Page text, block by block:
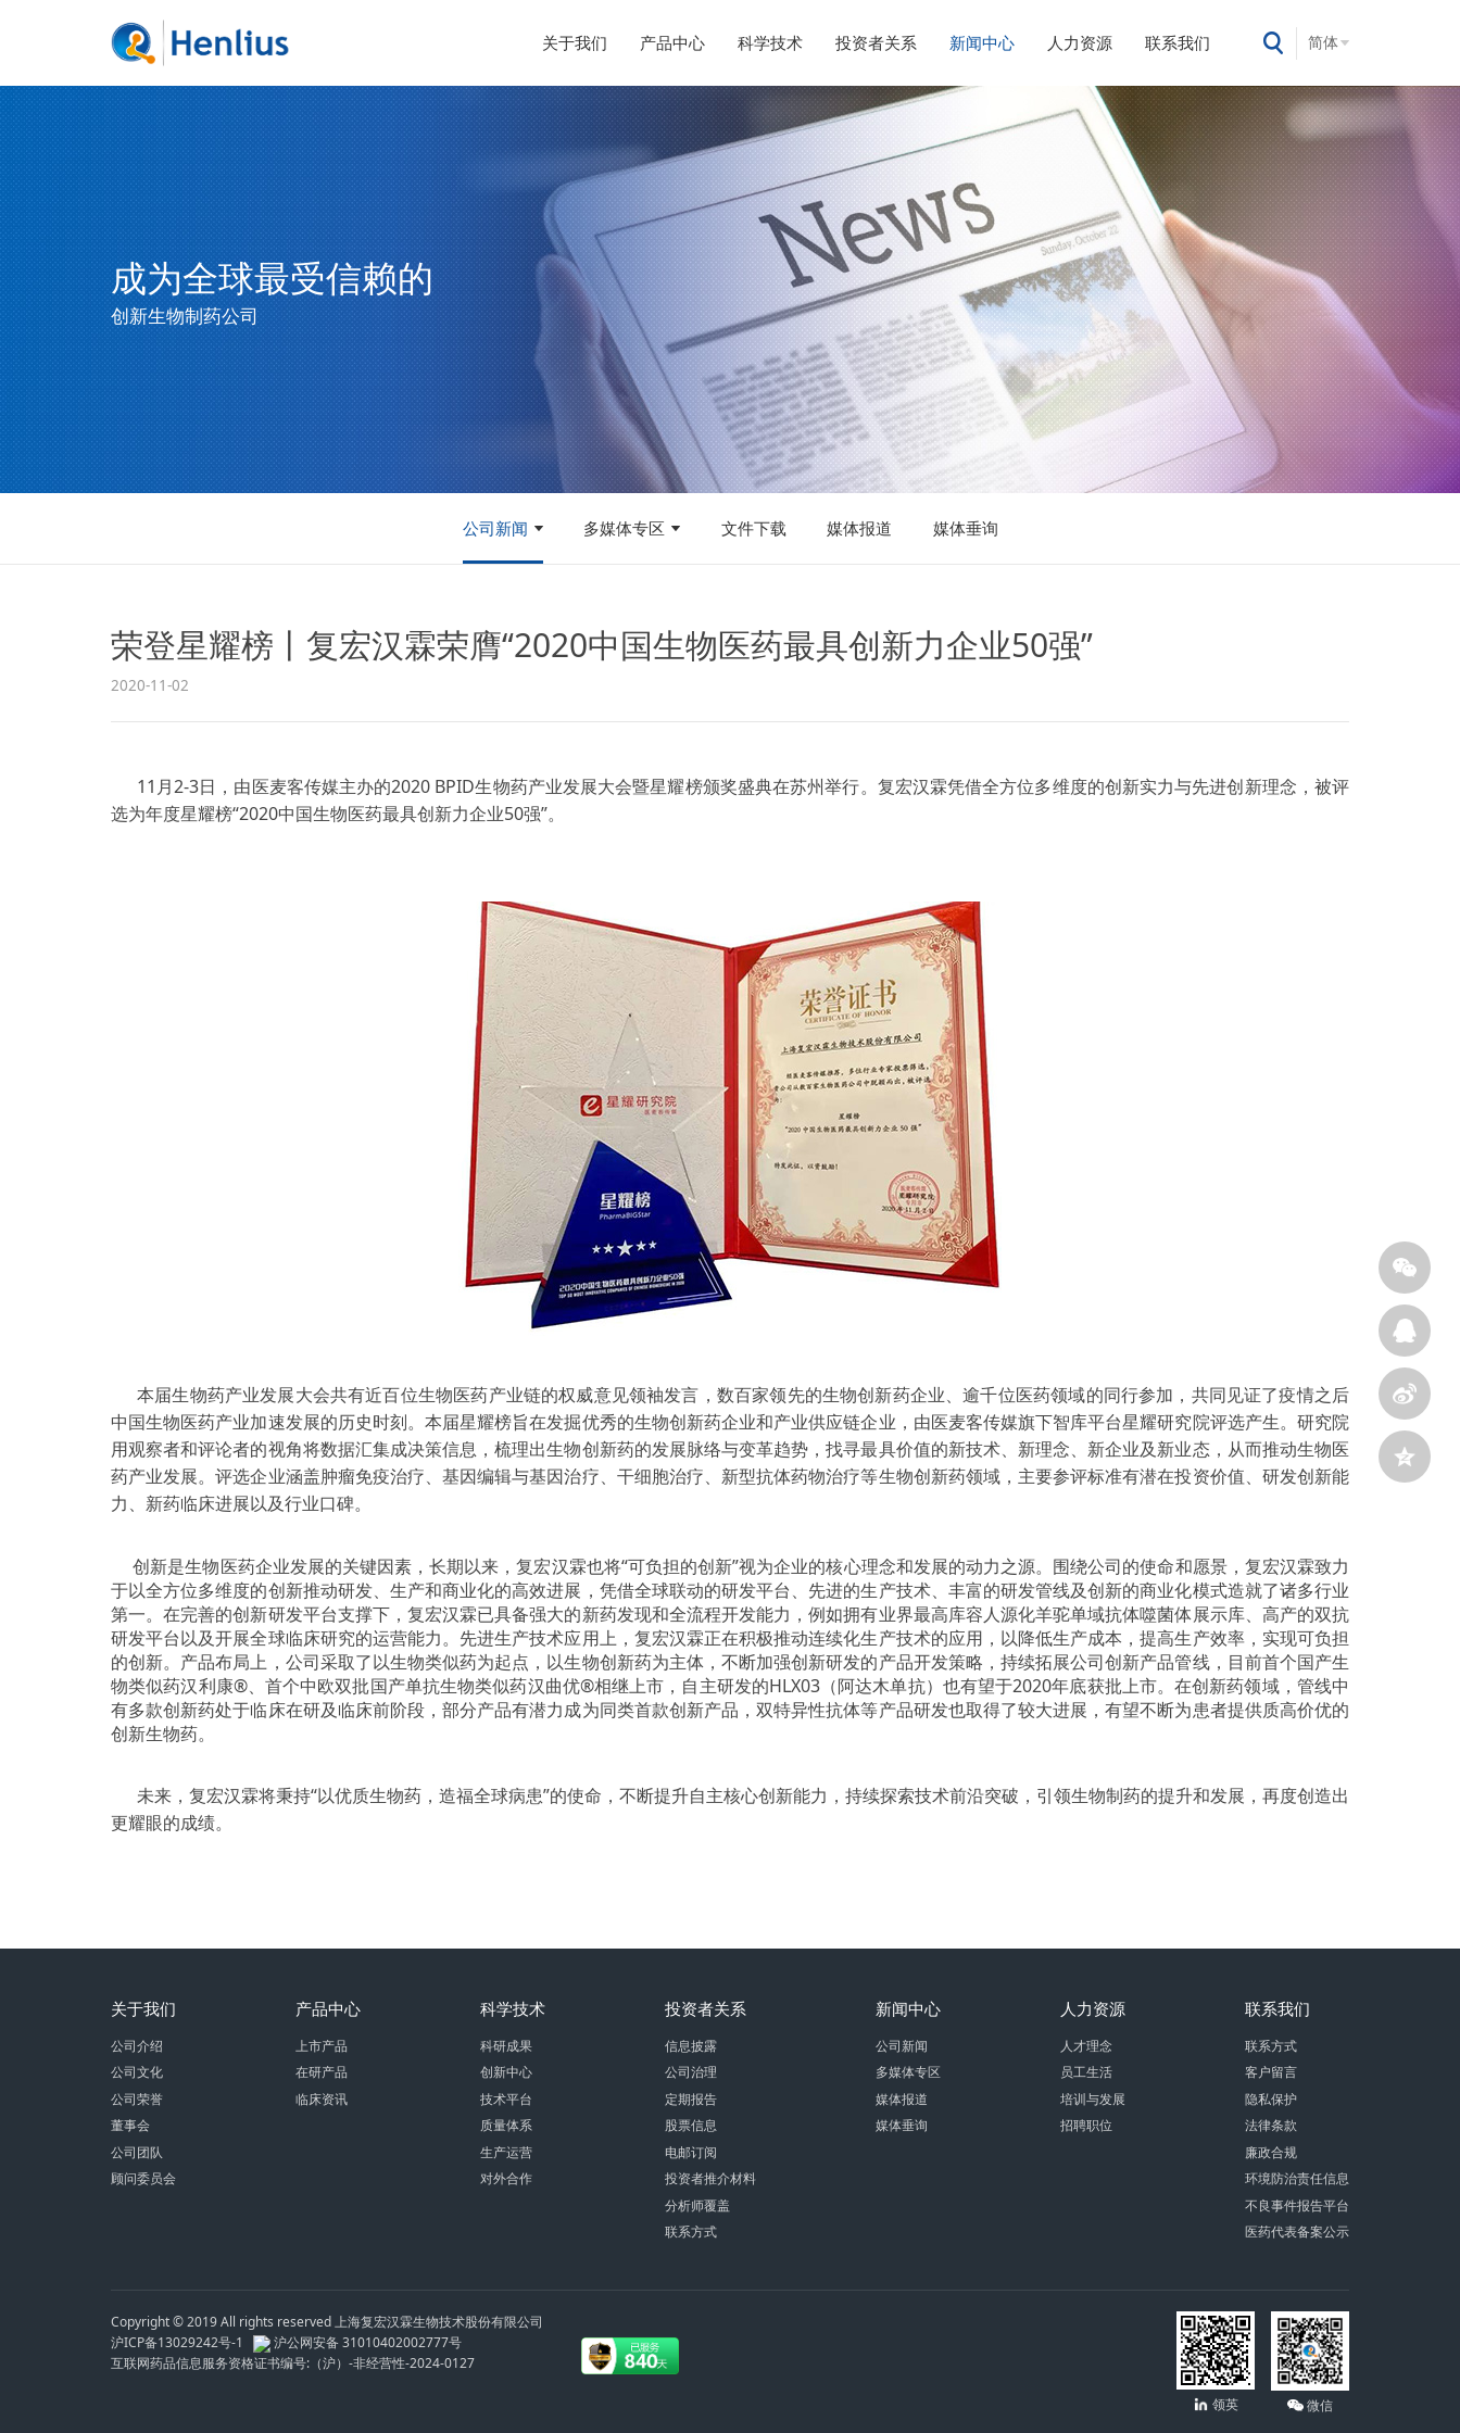
关于我们 产品中心 科学技术 投资者关系 新闻中心 人力资源 联系我们 简体
成为全球最受信赖的
创新生物制药公司
公司新闻 多媒体专区 文件下载 媒体报道 媒体垂询
荣登星耀榜丨复宏汉霖荣膺“2020中国生物医药最具创新力企业50强”
2020-11-02
11月2-3日，由医麦客传媒主办的2020 BPID生物药产业发展大会暨星耀榜颁奖盛典在苏州举行。复宏汉霖凭借全方位多维度的创新实力与先进创新理念，被评
选为年度星耀榜“2020中国生物医药最具创新力企业50强”。
本届生物药产业发展大会共有近百位生物医药产业链的权威意见领袖发言，数百家领先的生物创新药企业、逾千位医药领域的同行参加，共同见证了疫情之后
中国生物医药产业加速发展的历史时刻。本届星耀榜旨在发掘优秀的生物创新药企业和产业供应链企业，由医麦客传媒旗下智库平台星耀研究院评选产生。研究院
用观察者和评论者的视角将数据汇集成决策信息，梳理出生物创新药的发展脉络与变革趋势，找寻最具价值的新技术、新理念、新企业及新业态，从而推动生物医
药产业发展。评选企业涵盖肿瘤免疫治疗、基因编辑与基因治疗、干细胞治疗、新型抗体药物治疗等生物创新药领域，主要参评标准有潜在投资价值、研发创新能
力、新药临床进展以及行业口碑。
创新是生物医药企业发展的关键因素，长期以来，复宏汉霖也将“可负担的创新”视为企业的核心理念和发展的动力之源。围绕公司的使命和愿景，复宏汉霖致力
于以全方位多维度的创新推动研发、生产和商业化的高效进展，凭借全球联动的研发平台、先进的生产技术、丰富的研发管线及创新的商业化模式造就了诸多行业
第一。在完善的创新研发平台支撑下，复宏汉霖已具备强大的新药发现和全流程开发能力，例如拥有业界最高库容人源化羊驼单域抗体噬菌体展示库、高产的双抗
研发平台以及开展全球临床研究的运营能力。先进生产技术应用上，复宏汉霖正在积极推动连续化生产技术的应用，以降低生产成本，提高生产效率，实现可负担
的创新。产品布局上，公司采取了以生物类似药为起点，以生物创新药为主体，不断加强创新研发的产品开发策略，持续拓展公司创新产品管线，目前首个国产生
物类似药汉利康®、首个中欧双批国产单抗生物类似药汉曲优®相继上市，自主研发的HLX03（阿达木单抗）也有望于2020年底获批上市。在创新药领域，管线中
有多款创新药处于临床在研及临床前阶段，部分产品有潜力成为同类首款创新产品，双特异性抗体等产品研发也取得了较大进展，有望不断为患者提供质高价优的
创新生物药。
未来，复宏汉霖将秉持“以优质生物药，造福全球病患”的使命，不断提升自主核心创新能力，持续探索技术前沿突破，引领生物制药的提升和发展，再度创造出
更耀眼的成绩。
关于我们
公司介绍
公司文化
公司荣誉
董事会
公司团队
顾问委员会
产品中心
上市产品
在研产品
临床资讯
科学技术
科研成果
创新中心
技术平台
质量体系
生产运营
对外合作
投资者关系
信息披露
公司治理
定期报告
股票信息
电邮订阅
投资者推介材料
分析师覆盖
联系方式
新闻中心
公司新闻
多媒体专区
媒体报道
媒体垂询
人力资源
人才理念
员工生活
培训与发展
招聘职位
联系我们
联系方式
客户留言
隐私保护
法律条款
廉政合规
环境防治责任信息
不良事件报告平台
医药代表备案公示
Copyright © 2019 All rights reserved 上海复宏汉霖生物技术股份有限公司
沪ICP备13029242号-1
沪公网安备 31010402002777号
互联网药品信息服务资格证书编号:（沪）-非经营性-2024-0127
领英 微信